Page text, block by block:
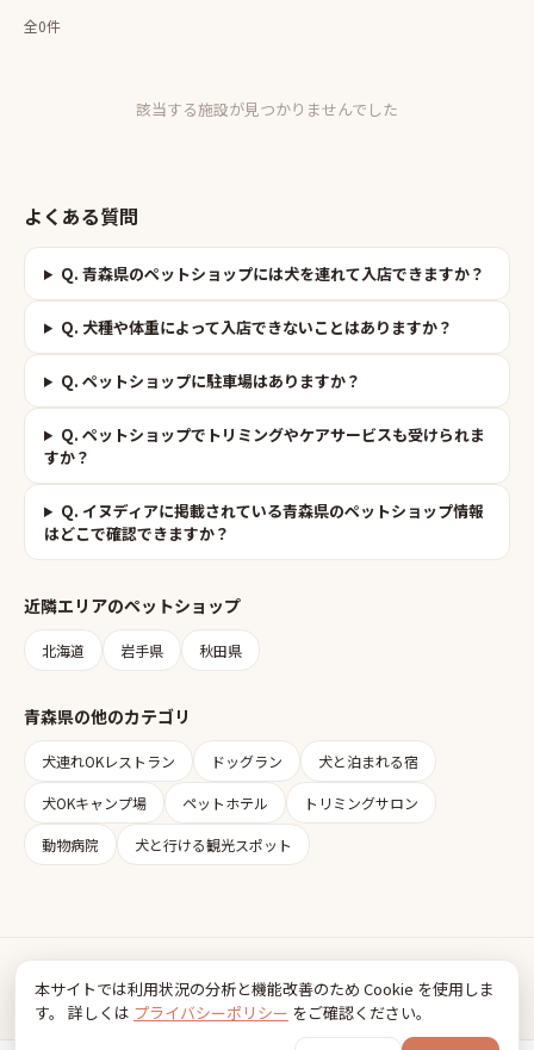
全0件
該当する施設が見つかりませんでした
よくある質問
Q. 青森県のペットショップには犬を連れて入店できますか？
Q. 犬種や体重によって入店できないことはありますか？
Q. ペットショップに駐車場はありますか？
Q. ペットショップでトリミングやケアサービスも受けられま
すか？
Q. イヌディアに掲載されている青森県のペットショップ情報
はどこで確認できますか？
近隣エリアのペットショップ
北海道 岩手県 秋田県
青森県の他のカテゴリ
犬連れOKレストラン ドッグラン 犬と泊まれる宿
犬OKキャンプ場 ペットホテル トリミングサロン
動物病院 犬と行ける観光スポット
Inudia
犬とお出かけ情報
本サイトでは利用状況の分析と機能改善のため Cookie を使用しま
す。 詳しくは プライバシーポリシー をご確認ください。